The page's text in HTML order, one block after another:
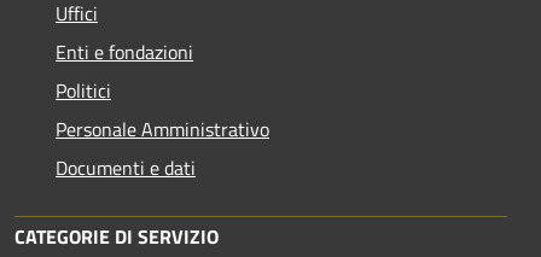
Uffici
Enti e fondazioni
Politici
Personale Amministrativo
Documenti e dati
CATEGORIE DI SERVIZIO